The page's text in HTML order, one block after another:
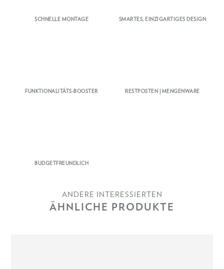
SCHNELLE MONTAGE SMARTES, EINZIGARTIGES DESIGN
FUNKTIONALITÄTS-BOOSTER RESTPOSTEN | MENGENWARE
BUDGETFREUNDLICH
ANDERE INTERESSIERTEN
ÄHNLICHE PRODUKTE